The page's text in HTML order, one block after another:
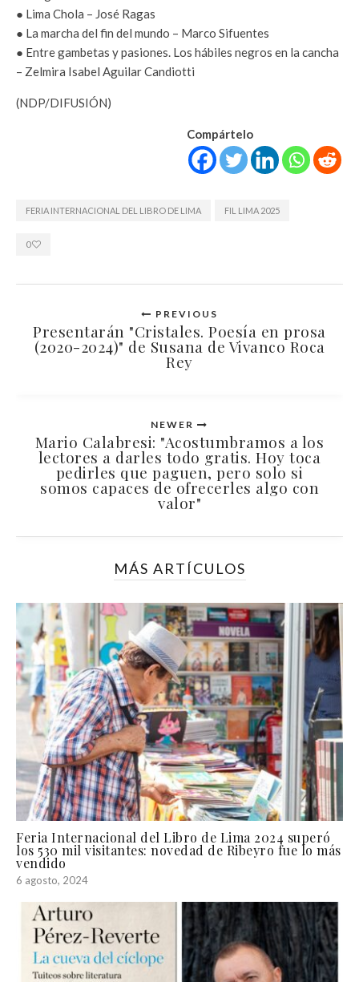
● Lima Chola – José Ragas
● La marcha del fin del mundo – Marco Sifuentes
● Entre gambetas y pasiones. Los hábiles negros en la cancha
– Zelmira Isabel Aguilar Candiotti
(NDP/DIFUSIÓN)
Compártelo
FERIA INTERNACIONAL DEL LIBRO DE LIMA FIL LIMA 2025
0
PREVIOUS
Presentarán "Cristales. Poesía en prosa
(2020-2024)" de Susana de Vivanco Roca
Rey
NEWER
Mario Calabresi: "Acostumbramos a los
lectores a darles todo gratis. Hoy toca
pedirles que paguen, pero solo si
somos capaces de ofrecerles algo con
valor"
MÁS ARTÍCULOS
Feria Internacional del Libro de Lima 2024 superó
los 530 mil visitantes: novedad de Ribeyro fue lo más
vendido
6 agosto, 2024